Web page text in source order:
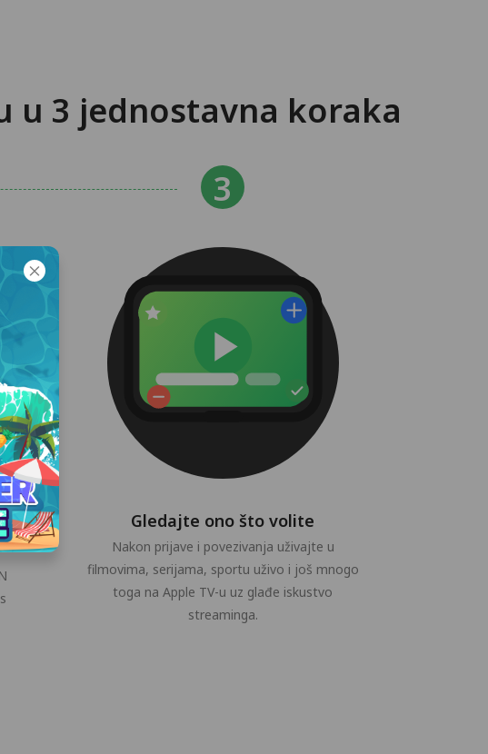
u 3 jednostavna koraka
Gledajte ono što volite
Nakon prijave i povezivanja uživajte u
filmovima, serijama, sportu uživo i još mnogo
toga na Apple TV-u uz glađe iskustvo
streaminga.